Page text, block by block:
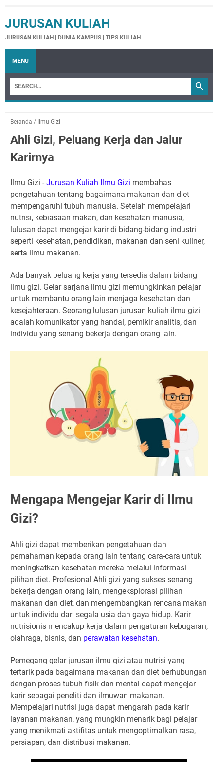
JURUSAN KULIAH
JURUSAN KULIAH | DUNIA KAMPUS | TIPS KULIAH
MENU
Beranda / Ilmu Gizi
Ahli Gizi, Peluang Kerja dan Jalur
Karirnya
Ilmu Gizi - Jurusan Kuliah Ilmu Gizi membahas
pengetahuan tentang bagaimana makanan dan diet
mempengaruhi tubuh manusia. Setelah mempelajari
nutrisi, kebiasaan makan, dan kesehatan manusia,
lulusan dapat mengejar karir di bidang-bidang industri
seperti kesehatan, pendidikan, makanan dan seni kuliner,
serta ilmu makanan.
Ada banyak peluang kerja yang tersedia dalam bidang
ilmu gizi. Gelar sarjana ilmu gizi memungkinkan pelajar
untuk membantu orang lain menjaga kesehatan dan
kesejahteraan. Seorang lulusan jurusan kuliah ilmu gizi
adalah komunikator yang handal, pemikir analitis, dan
individu yang senang bekerja dengan orang lain.
Mengapa Mengejar Karir di Ilmu
Gizi?
Ahli gizi dapat memberikan pengetahuan dan
pemahaman kepada orang lain tentang cara-cara untuk
meningkatkan kesehatan mereka melalui informasi
pilihan diet. Profesional Ahli gizi yang sukses senang
bekerja dengan orang lain, mengeksplorasi pilihan
makanan dan diet, dan mengembangkan rencana makan
untuk individu dari segala usia dan gaya hidup. Karir
nutrisionis mencakup kerja dalam pengaturan kebugaran,
olahraga, bisnis, dan perawatan kesehatan.
Pemegang gelar jurusan ilmu gizi atau nutrisi yang
tertarik pada bagaimana makanan dan diet berhubungan
dengan proses tubuh fisik dan mental dapat mengejar
karir sebagai peneliti dan ilmuwan makanan.
Mempelajari nutrisi juga dapat mengarah pada karir
layanan makanan, yang mungkin menarik bagi pelajar
yang menikmati aktifitas untuk mengoptimalkan rasa,
persiapan, dan distribusi makanan.